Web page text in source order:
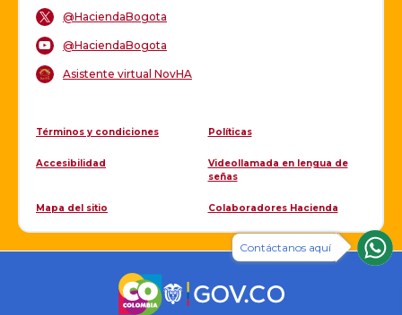
@HaciendaBogota
@HaciendaBogota
Asistente virtual NovHA
Términos y condiciones Políticas
Accesibilidad
Videollamada en lengua de
señas
Mapa del sitio Colaboradores Hacienda
Contáctanos aquí